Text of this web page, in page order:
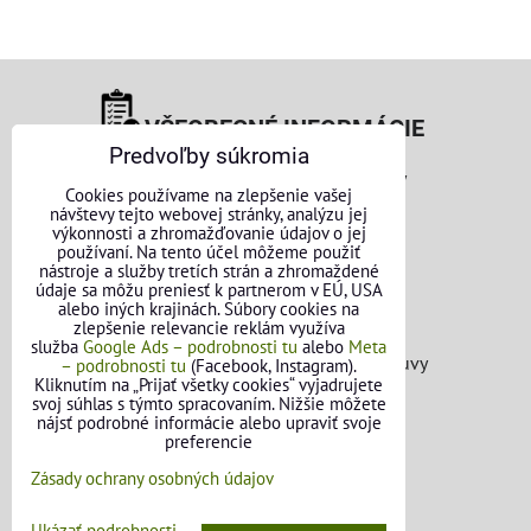
VŠEOBECNÉ INFORMÁCIE
Obchodné podmienky pre osoby
Obchodné podmienky pre firmy
Ochrana osobných údajov
Reklamačný poriadok
Formulár na odstúpenie od zmluvy
FAQ - Často kladené otázky
Predvoľby súkromia
Cookies používame na zlepšenie vašej
návštevy tejto webovej stránky, analýzu jej
výkonnosti a zhromažďovanie údajov o jej
používaní. Na tento účel môžeme použiť
nástroje a služby tretích strán a zhromaždené
údaje sa môžu preniesť k partnerom v EÚ, USA
alebo iných krajinách. Súbory cookies na
zlepšenie relevancie reklám využíva
služba Google Ads – podrobnosti tu alebo Meta
– podrobnosti tu (Facebook, Instagram).
Kliknutím na „Prijať všetky cookies“ vyjadrujete
svoj súhlas s týmto spracovaním. Nižšie môžete
nájsť podrobné informácie alebo upraviť svoje
preferencie
Zásady ochrany osobných údajov